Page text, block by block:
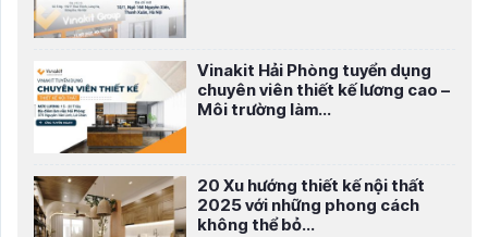
Vinakit Hải Phòng tuyển dụng
chuyên viên thiết kế lương cao –
Môi trường làm...
20 Xu hướng thiết kế nội thất
2025 với những phong cách
không thể bỏ...